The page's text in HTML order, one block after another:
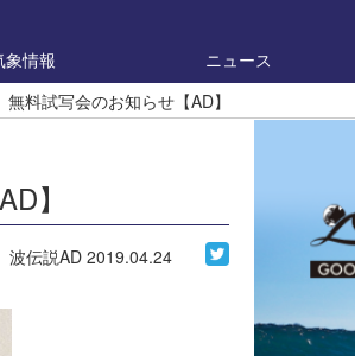
象情報 ニュース
料試写会のお知らせ【AD】
】
波伝説AD 2019.04.24